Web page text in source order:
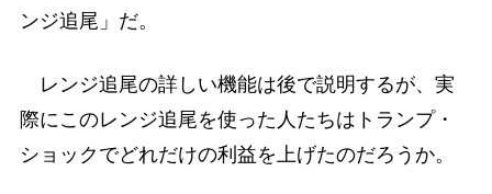
ンジ追尾」だ。
レンジ追尾の詳しい機能は後で説明するが、実
際にこのレンジ追尾を使った人たちはトランプ・
ショックでどれだけの利益を上げたのだろうか。